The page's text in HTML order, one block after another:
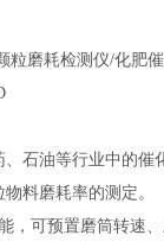
粒磨耗检测仪/化肥
、石油等行业中的催
料磨耗率的测定。
，可预置磨筒转速